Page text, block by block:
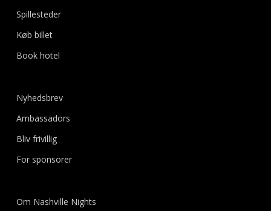
Spillesteder
Køb billet
Book hotel
Nyhedsbrev
Ambassadors
Bliv frivillig
For sponsorer
Om Nashville Nights